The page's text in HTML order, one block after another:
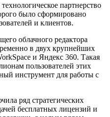
партнерство
было сформировано
и клиентов.
облачного редактора
в двух крупнейших
и Яндекс 360. Такая
пользователей этих
инструмент для работы с
ряд стратегических
бесплатных лицензий и